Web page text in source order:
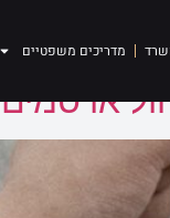
מדריכים משפטיים
או סמים